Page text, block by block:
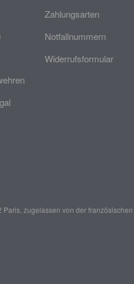
Zahlungsarten
Notfallnummern
Widerrufsformular
zugelassen von der